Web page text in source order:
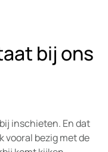
bij ons
inschieten. En dat
vooral bezig met de